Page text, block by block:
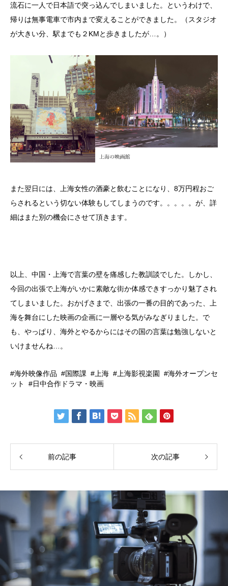
流石に一人で日本語で突っ込んでしまいました。というわけで、
帰りは無事電車で市内まで変えることができました。（スタジオ
が大きい分、駅までも２KMと歩きましたが…。）
また翌日には、上海女性の酒豪と飲むことになり、8万円程おご
らされるという切ない体験もしてしまうのです。。。。。が、詳
細はまた別の機会にさせて頂きます。
以上、中国・上海で言葉の壁を痛感した教訓談でした。しかし、
今回の出張で上海がいかに素敵な街か体感できすっかり魅了され
てしまいました。おかげさまで、出張の一番の目的であった、上
海を舞台にした映画の企画に一層やる気がみなぎりました。で
も、やっぱり、海外とやるからにはその国の言葉は勉強しないと
いけませんね…。
海外映像作品 国際課 上海 上海影視楽園
海外オープンセ
ット
日中合作ドラマ・映画
前の記事 次の記事